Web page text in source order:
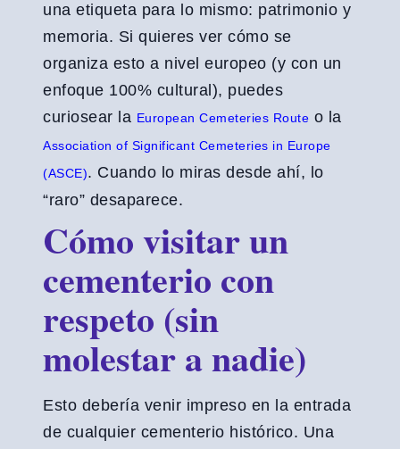
una etiqueta para lo mismo: patrimonio y
memoria. Si quieres ver cómo se
organiza esto a nivel europeo (y con un
enfoque 100% cultural), puedes
curiosear la European Cemeteries Route o la
Association of Significant Cemeteries in Europe
(ASCE). Cuando lo miras desde ahí, lo
“raro” desaparece.
Cómo visitar un
cementerio con
respeto (sin
molestar a nadie)
Esto debería venir impreso en la entrada
de cualquier cementerio histórico. Una